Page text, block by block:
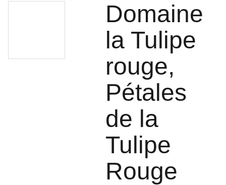
Domaine
la Tulipe
rouge,
Pétales
de la
Tulipe
Rouge